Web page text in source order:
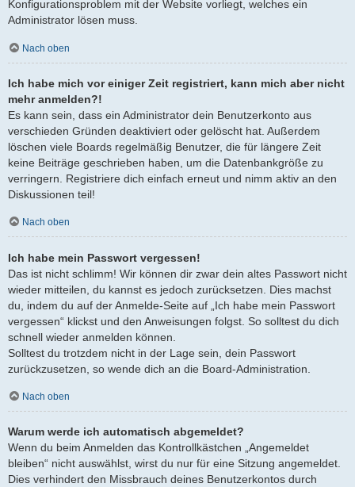
Konfigurationsproblem mit der Website vorliegt, welches ein
Administrator lösen muss.
Nach oben
Ich habe mich vor einiger Zeit registriert, kann mich aber nicht
mehr anmelden?!
Es kann sein, dass ein Administrator dein Benutzerkonto aus
verschieden Gründen deaktiviert oder gelöscht hat. Außerdem
löschen viele Boards regelmäßig Benutzer, die für längere Zeit
keine Beiträge geschrieben haben, um die Datenbankgröße zu
verringern. Registriere dich einfach erneut und nimm aktiv an den
Diskussionen teil!
Nach oben
Ich habe mein Passwort vergessen!
Das ist nicht schlimm! Wir können dir zwar dein altes Passwort nicht
wieder mitteilen, du kannst es jedoch zurücksetzen. Dies machst
du, indem du auf der Anmelde-Seite auf „Ich habe mein Passwort
vergessen“ klickst und den Anweisungen folgst. So solltest du dich
schnell wieder anmelden können.
Solltest du trotzdem nicht in der Lage sein, dein Passwort
zurückzusetzen, so wende dich an die Board-Administration.
Nach oben
Warum werde ich automatisch abgemeldet?
Wenn du beim Anmelden das Kontrollkästchen „Angemeldet
bleiben“ nicht auswählst, wirst du nur für eine Sitzung angemeldet.
Dies verhindert den Missbrauch deines Benutzerkontos durch